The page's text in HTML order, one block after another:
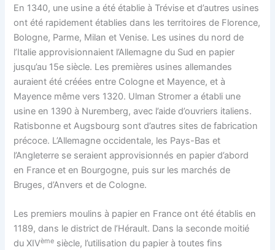
En 1340, une usine a été établie à Trévise et d’autres usines
ont été rapidement établies dans les territoires de Florence,
Bologne, Parme, Milan et Venise. Les usines du nord de
l’Italie approvisionnaient l’Allemagne du Sud en papier
jusqu’au 15e siècle. Les premières usines allemandes
auraient été créées entre Cologne et Mayence, et à
Mayence même vers 1320. Ulman Stromer a établi une
usine en 1390 à Nuremberg, avec l’aide d’ouvriers italiens.
Ratisbonne et Augsbourg sont d’autres sites de fabrication
précoce. L’Allemagne occidentale, les Pays-Bas et
l’Angleterre se seraient approvisionnés en papier d’abord
en France et en Bourgogne, puis sur les marchés de
Bruges, d’Anvers et de Cologne.
Les premiers moulins à papier en France ont été établis en
1189, dans le district de l’Hérault. Dans la seconde moitié
du XIVème siècle, l’utilisation du papier à toutes fins